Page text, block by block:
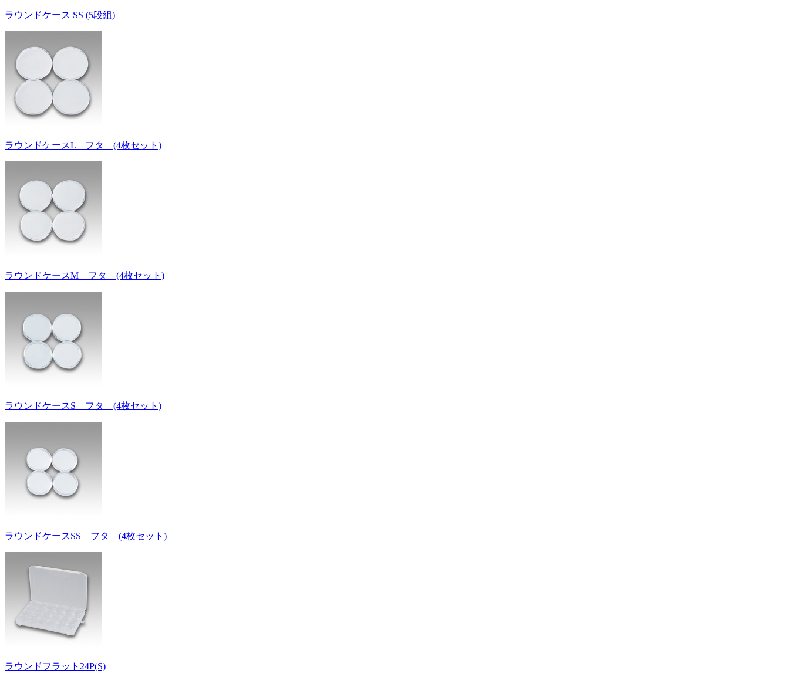
ラウンドケース SS (5段組)
ラウンドケースL フタ (4枚セット)
ラウンドケースM フタ (4枚セット)
ラウンドケースS フタ (4枚セット)
ラウンドケースSS フタ (4枚セット)
ラウンドフラット24P(S)